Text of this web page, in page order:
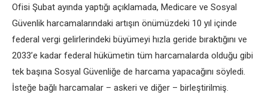
Ofisi Şubat ayında yaptığı açıklamada, Medicare ve Sosyal
Güvenlik harcamalarındaki artışın önümüzdeki 10 yıl içinde
federal vergi gelirlerindeki büyümeyi hızla geride bıraktığını ve
2033’e kadar federal hükümetin tüm harcamalarda olduğu gibi
tek başına Sosyal Güvenliğe de harcama yapacağını söyledi.
İsteğe bağlı harcamalar – askeri ve diğer – birleştirilmiş.